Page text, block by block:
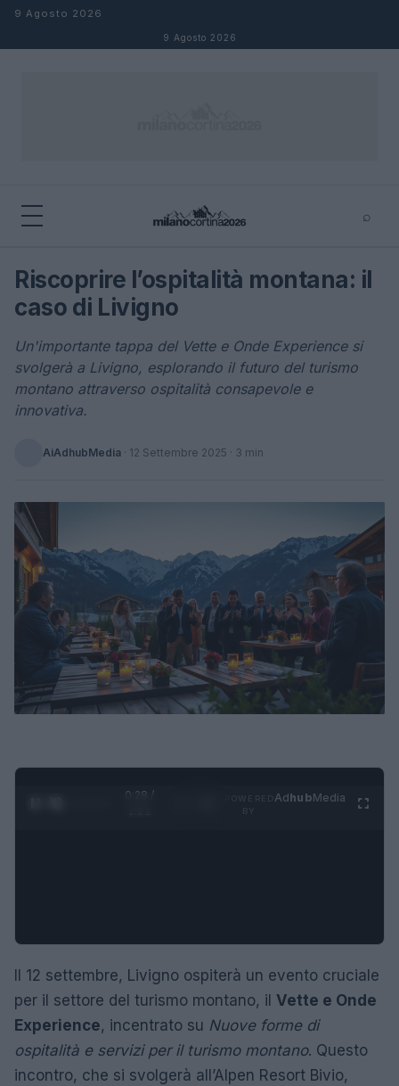
Salta al contenuto
9 Agosto 2026
9 Agosto 2026
⌕
Cerca ⌕ ×
Riscoprire l’ospitalità montana: il
caso di Livigno
Un'importante tappa del Vette e Onde Experience si
svolgerà a Livigno, esplorando il futuro del turismo
montano attraverso ospitalità consapevole e
innovativa.
AiAdhubMedia · 12 Settembre 2025 · 3 min
0:29 /
AdhubMedia
Il 12 settembre, Livigno ospiterà un evento cruciale
per il settore del turismo montano, il Vette e Onde
Experience, incentrato su Nuove forme di
ospitalità e servizi per il turismo montano. Questo
incontro, che si svolgerà all’Alpen Resort Bivio,